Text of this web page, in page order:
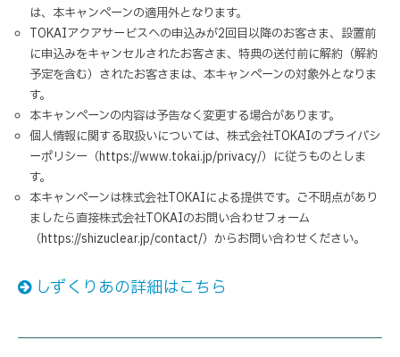
は、本キャンペーンの適用外となります。
TOKAIアクアサービスへの申込みが2回目以降のお客さま、設置前
に申込みをキャンセルされたお客さま、特典の送付前に解約（解約
予定を含む）されたお客さまは、本キャンペーンの対象外となりま
す。
本キャンペーンの内容は予告なく変更する場合があります。
個人情報に関する取扱いについては、株式会社TOKAIのプライバシ
ーポリシー（https://www.tokai.jp/privacy/）に従うものとしま
す。
本キャンペーンは株式会社TOKAIによる提供です。ご不明点があり
ましたら直接株式会社TOKAIのお問い合わせフォーム
（https://shizuclear.jp/contact/）からお問い合わせください。
しずくりあの詳細はこちら